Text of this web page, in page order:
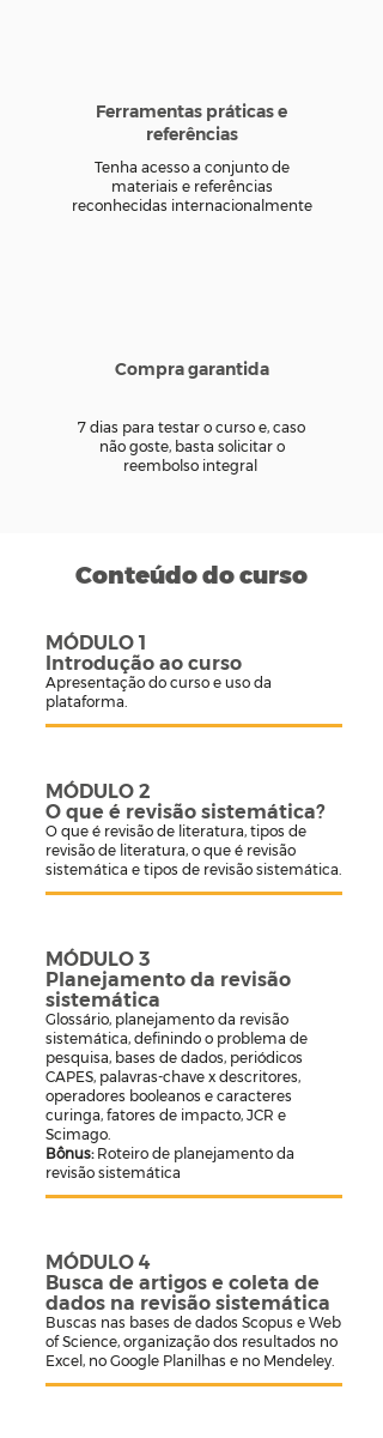
Ferramentas práticas e
referências
Tenha acesso a conjunto de
materiais e referências
reconhecidas internacionalmente
Compra garantida
7 dias para testar o curso e, caso
não goste, basta solicitar o
reembolso integral
Conteúdo do curso
MÓDULO 1
Introdução ao curso
Apresentação do curso e uso da
plataforma.
MÓDULO 2
O que é revisão sistemática?
O que é revisão de literatura, tipos de
revisão de literatura, o que é revisão
sistemática e tipos de revisão sistemática.
MÓDULO 3
Planejamento da revisão
sistemática
Glossário, planejamento da revisão
sistemática, definindo o problema de
pesquisa, bases de dados, periódicos
CAPES, palavras-chave x descritores,
operadores booleanos e caracteres
curinga, fatores de impacto, JCR e
Scimago.
Bônus:Roteiro de planejamento da
revisão sistemática
MÓDULO 4
Busca de artigos e coleta de
dados na revisão sistemática
Buscas nas bases de dados Scopus e Web
of Science, organização dos resultados no
Excel, no Google Planilhas e no Mendeley.